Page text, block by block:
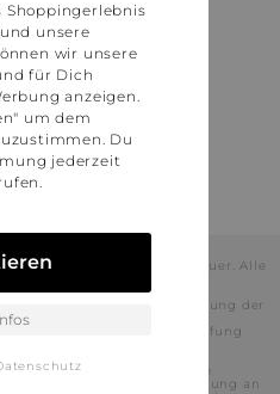
France
States
gesetzlichen Mehrwertsteuer. Alle
Rabatte, die durch die Nutzung der
Partner voraussichtlich
führt keine vollständige Prüfung
daher in Einzelfällen
von unserem
nicht oder nur teilweise
hinaus kann deren Verwendung an
unsere
wir unsere
für Dich
anzeigen.
um dem
Du
jederzeit